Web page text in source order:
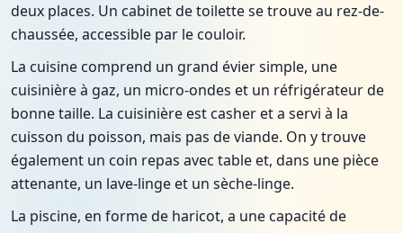
deux places. Un cabinet de toilette se trouve au rez-de-
chaussée, accessible par le couloir.
La cuisine comprend un grand évier simple, une
cuisinière à gaz, un micro-ondes et un réfrigérateur de
bonne taille. La cuisinière est casher et a servi à la
cuisson du poisson, mais pas de viande. On y trouve
également un coin repas avec table et, dans une pièce
attenante, un lave-linge et un sèche-linge.
La piscine, en forme de haricot, a une capacité de